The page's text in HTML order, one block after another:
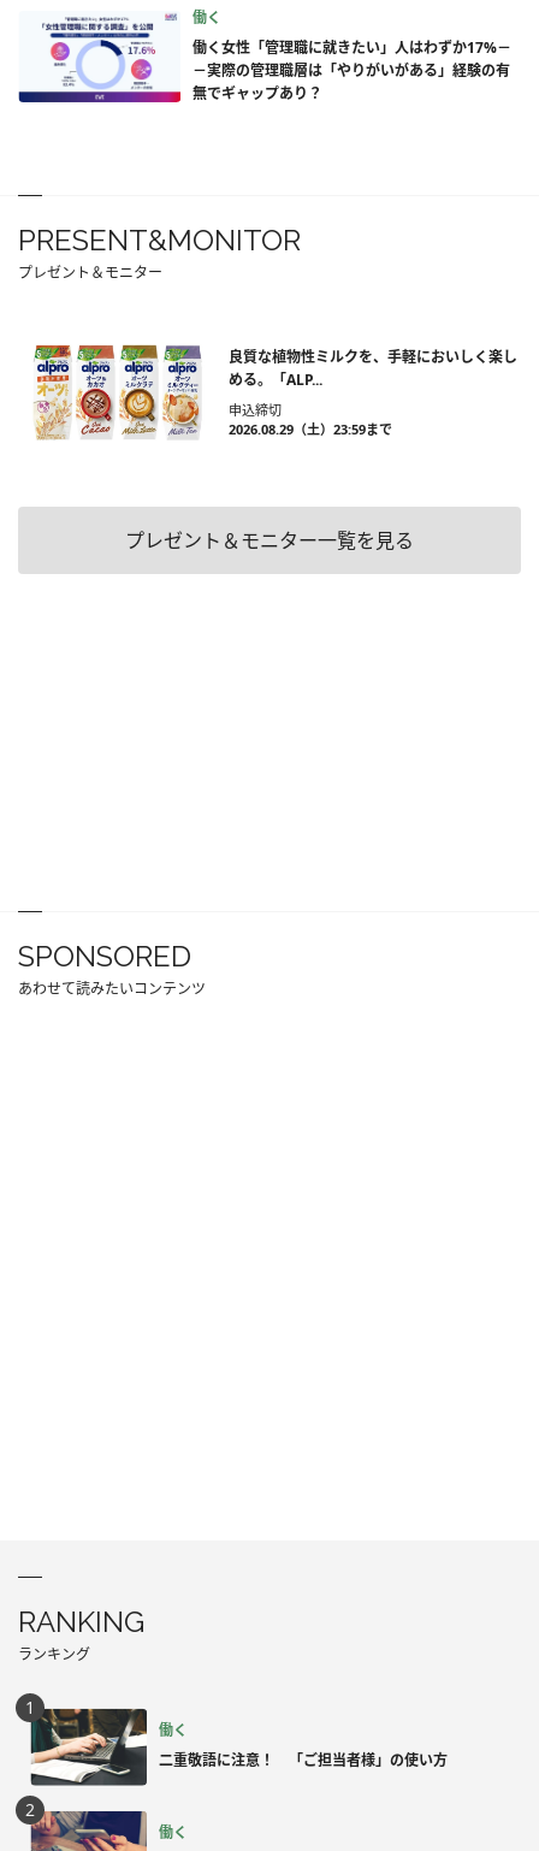
働く
働く女性「管理職に就きたい」人はわずか17%－
－実際の管理職層は「やりがいがある」経験の有
無でギャップあり？
PRESENT&MONITOR
プレゼント＆モニター
良質な植物性ミルクを、手軽においしく楽し
める。「ALP...
申込締切
2026.08.29（土）23:59まで
プレゼント＆モニター一覧を見る
SPONSORED
あわせて読みたいコンテンツ
RANKING
ランキング
働く
二重敬語に注意！ 「ご担当者様」の使い方
働く